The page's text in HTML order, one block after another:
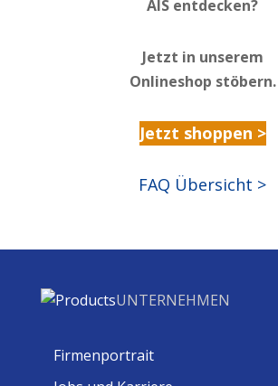
AIS entdecken?
Jetzt in unserem
Onlineshop stöbern.
Jetzt shoppen >
FAQ Übersicht >
UNTERNEHMEN
Firmenportrait